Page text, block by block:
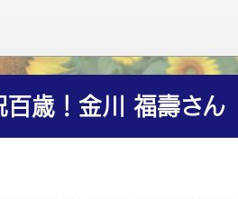
百歳！金川 福壽さん